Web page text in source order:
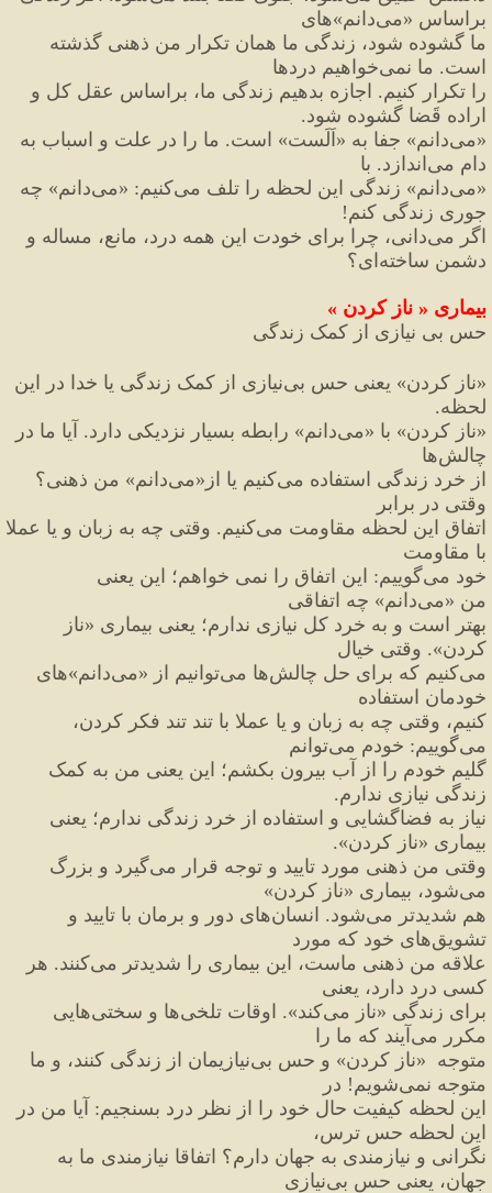
براساس «میدانم»‌های
است. ما نمیخواهیم دردها
اراده قَضا گشوده شود.
«میدانم» جفا به «اَلَست»
دام میاندازد. با
«میدانم» زندگی این لحظه را تلف میکنیم:
«میدانم»
جوری زندگی کنم !
اگر میدانی، چرا برای خودت این همه درد،
دشمن ساختهای؟
بیماری « ناز کردن »
حس بی نیازی از کمک زندگی
«ناز کردن» یعنی حس بی
لحظه.
«ناز کردن» با «میدانم»
چالشها
از خرد زندگی استفاده میکنیم یا از «میدانم»
وقتی در برابر
اتفاق این لحظه مقاومت می
با مقاومت
خود میگوییم:
من «میدانم» چه اتفاقی
بهتر است و به خرد کل نیازی ندارم؛ یعنی بیماری «
کردن». وقتی خیال
میکنیم که برای حل چالشها میتوانیم از «میدانم»‌
خودمان استفاده
میگوییم: خودم میتوانم
زندگی نیازی ندارم.
بیماری «ناز کردن»
.
وقتی من ذهنی مورد تایید و توجه قرار می
میشود، بیماری «ناز کردن»
هم شدیدتر میشود. انسان
تشویقهای خود که مورد
علاقه من ذهنی ماست، این بیماری را شدیدتر می
کسی درد دارد، یعنی
برای زندگی «ناز میکند». اوقات تلخیها و سختی
مکرر میآیند که ما را
متوجه «ناز کردن» و حس بی
متوجه نمیشویم ! در
این لحظه کیفیت حال خود را از نظر درد بسنجیم:
این لحظه حس ترس،
جهان، یعنی حس بینیازی